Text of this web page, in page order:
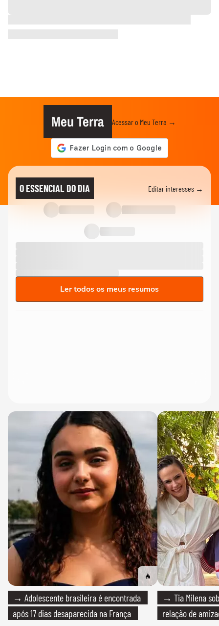
Meu Terra Acessar o Meu Terra →
O ESSENCIAL DO DIA Editar interesses →
Ler todos os meus resumos
→ Adolescente brasileira é encontrada
após 17 dias desaparecida na França
→ Tia Milena
relação de